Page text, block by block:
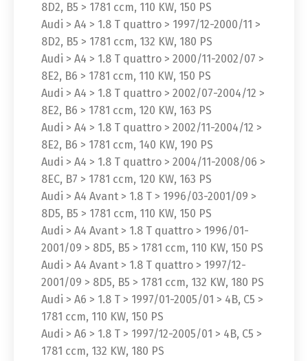
8D2, B5 > 1781 ccm, 110 KW, 150 PS
Audi > A4 > 1.8 T quattro > 1997/12-2000/11 >
8D2, B5 > 1781 ccm, 132 KW, 180 PS
Audi > A4 > 1.8 T quattro > 2000/11-2002/07 >
8E2, B6 > 1781 ccm, 110 KW, 150 PS
Audi > A4 > 1.8 T quattro > 2002/07-2004/12 >
8E2, B6 > 1781 ccm, 120 KW, 163 PS
Audi > A4 > 1.8 T quattro > 2002/11-2004/12 >
8E2, B6 > 1781 ccm, 140 KW, 190 PS
Audi > A4 > 1.8 T quattro > 2004/11-2008/06 >
8EC, B7 > 1781 ccm, 120 KW, 163 PS
Audi > A4 Avant > 1.8 T > 1996/03-2001/09 >
8D5, B5 > 1781 ccm, 110 KW, 150 PS
Audi > A4 Avant > 1.8 T quattro > 1996/01-
2001/09 > 8D5, B5 > 1781 ccm, 110 KW, 150 PS
Audi > A4 Avant > 1.8 T quattro > 1997/12-
2001/09 > 8D5, B5 > 1781 ccm, 132 KW, 180 PS
Audi > A6 > 1.8 T > 1997/01-2005/01 > 4B, C5 >
1781 ccm, 110 KW, 150 PS
Audi > A6 > 1.8 T > 1997/12-2005/01 > 4B, C5 >
1781 ccm, 132 KW, 180 PS